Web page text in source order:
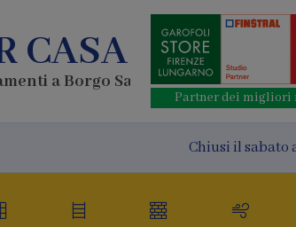
CASA
a Borgo San Lorenzo
Partner dei migliori
Chiusi il sabato